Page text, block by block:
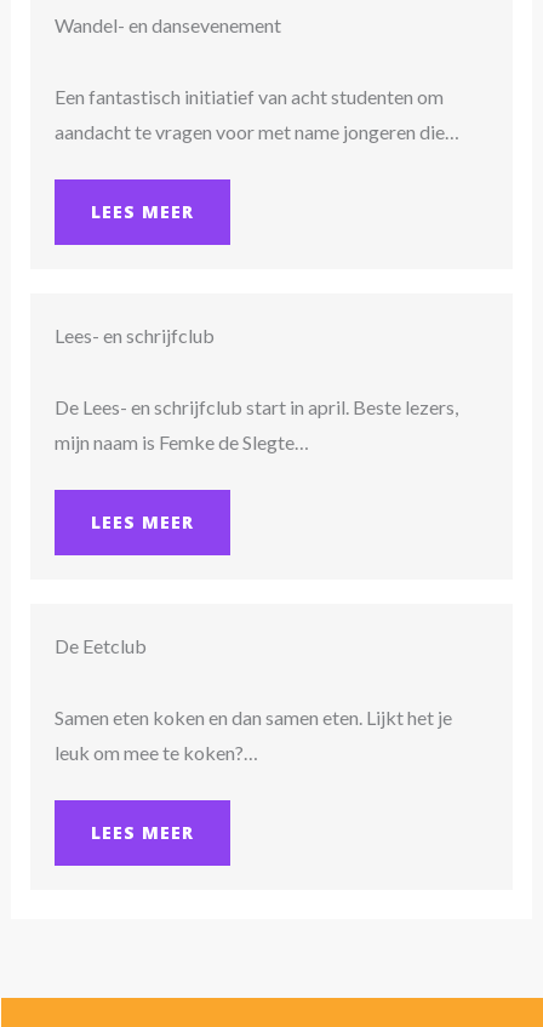
Wandel- en dansevenement
Een fantastisch initiatief van acht studenten om
aandacht te vragen voor met name jongeren die…
LEES MEER
Lees- en schrijfclub
De Lees- en schrijfclub start in april. Beste lezers,
mijn naam is Femke de Slegte…
LEES MEER
De Eetclub
Samen eten koken en dan samen eten. Lijkt het je
leuk om mee te koken?…
LEES MEER